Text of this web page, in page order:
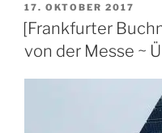
VERÖFFENTLICHT
AM
17. OKTOBER 2017
[Frankfurter
von der Messe ~